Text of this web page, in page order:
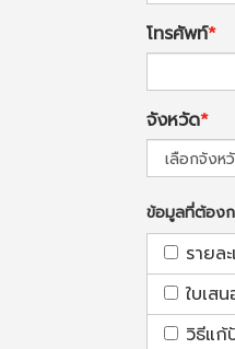
โทรศัพท์
จังหวัด
ข้อมูลที่ต้องก
รายล
ใบเส
วิธีแก้